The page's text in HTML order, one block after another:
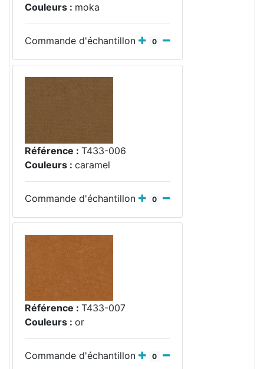
Couleurs : moka
Commande d'échantillon 0
Référence : T433-006
Couleurs : caramel
Commande d'échantillon 0
Référence : T433-007
Couleurs : or
Commande d'échantillon 0